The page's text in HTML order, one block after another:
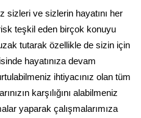
sizleri ve sizlerin hayatını her
teşkil eden birçok konuyu
tutarak özellikle de sizin için
hayatınıza devam
ihtiyacınız olan tüm
karşılığını alabilmeniz
yaparak çalışmalarımıza